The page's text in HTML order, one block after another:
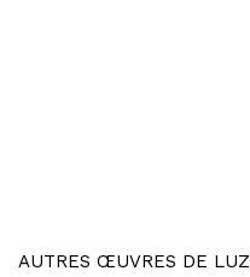
AUTRES ŒUVRES DE LUZ